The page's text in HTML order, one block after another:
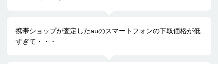
携帯ショップが査定したauのスマートフォンの下取価格が低
すぎて・・・